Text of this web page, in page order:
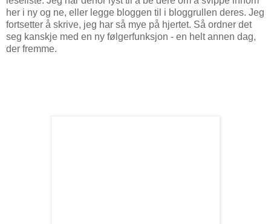
her i ny og ne, eller legge bloggen til i bloggrullen deres. Jeg
fortsetter å skrive, jeg har så mye på hjertet. Så ordner det
seg kanskje med en ny følgerfunksjon - en helt annen dag,
der fremme.